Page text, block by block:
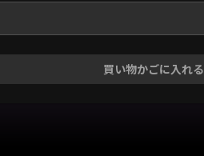
買い物かごに入れる